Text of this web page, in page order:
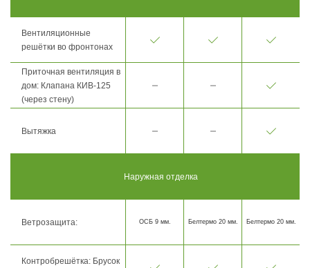
Вентиляционные
решётки во фронтонах
Приточная вентиляция в
дом: Клапана КИВ-125
(через стену)
Вытяжка
Наружная отделка
Ветрозащита: ОСБ 9 мм. Белтермо 20 мм. Белтермо 20 мм.
Контробрешётка: Брусок